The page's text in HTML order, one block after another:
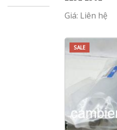
Giá: Liên hệ
SALE